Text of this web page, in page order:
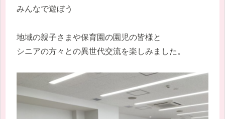
みんなで遊ぼう
地域の親子さまや保育園の園児の皆様と
シニアの方々との異世代交流を楽しみました。